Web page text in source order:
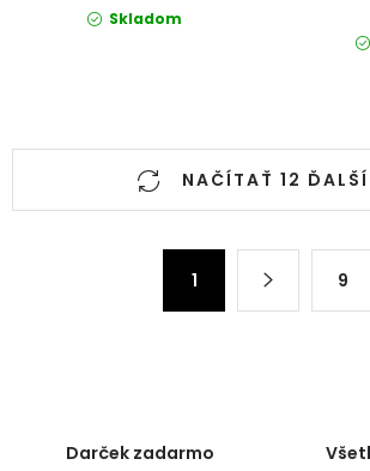
Skladom
Ovládacie prvky výpisu
NAČÍTAŤ 12
1 9
Darček zadarmo